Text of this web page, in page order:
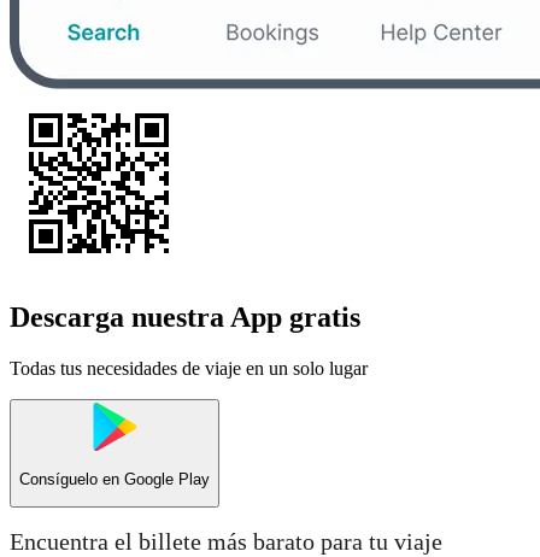
Descarga nuestra App gratis
Todas tus necesidades de viaje en un solo lugar
Consíguelo en Google Play
Encuentra el billete más barato para tu viaje